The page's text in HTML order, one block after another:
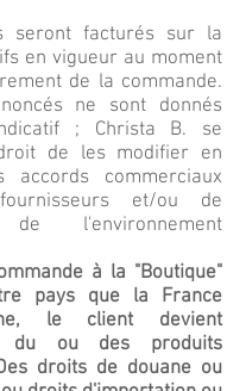
seront facturés sur la
en vigueur au moment
de la commande.
ne sont donnés
; Christa B. se
de les modifier en
accords commerciaux
et/ou de
de l'environnement
à la "Boutique"
pays que la France
le client devient
du ou des produits
droits de douane ou